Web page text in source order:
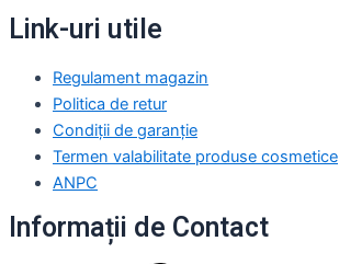
Link-uri utile
Regulament magazin
Politica de retur
Condiții de garanție
Termen valabilitate produse cosmetice
ANPC
Informații de Contact